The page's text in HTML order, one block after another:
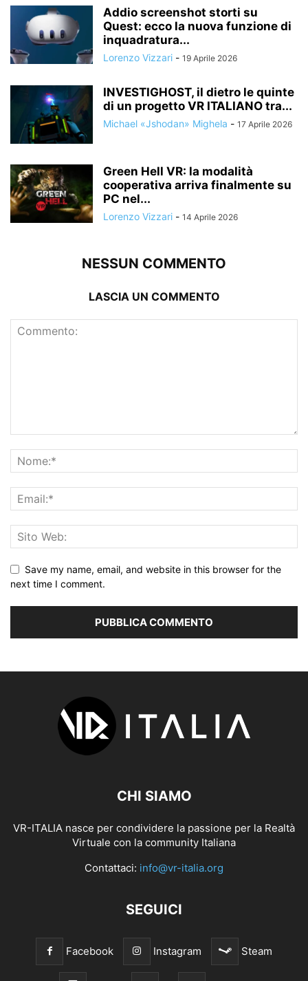
Addio screenshot storti su
Quest: ecco la nuova funzione di
inquadratura...
Lorenzo Vizzari - 19 Aprile 2026
INVESTIGHOST, il dietro le quinte
di un progetto VR ITALIANO tra...
Michael «Jshodan» Mighela - 17 Aprile 2026
Green Hell VR: la modalità
cooperativa arriva finalmente su
PC nel...
Lorenzo Vizzari - 14 Aprile 2026
NESSUN COMMENTO
LASCIA UN COMMENTO
Save my name, email, and website in this browser for the
next time I comment.
CHI SIAMO
VR-ITALIA nasce per condividere la passione per la Realtà
Virtuale con la community Italiana
Contattaci: info@vr-italia.org
SEGUICI
Facebook Instagram Steam